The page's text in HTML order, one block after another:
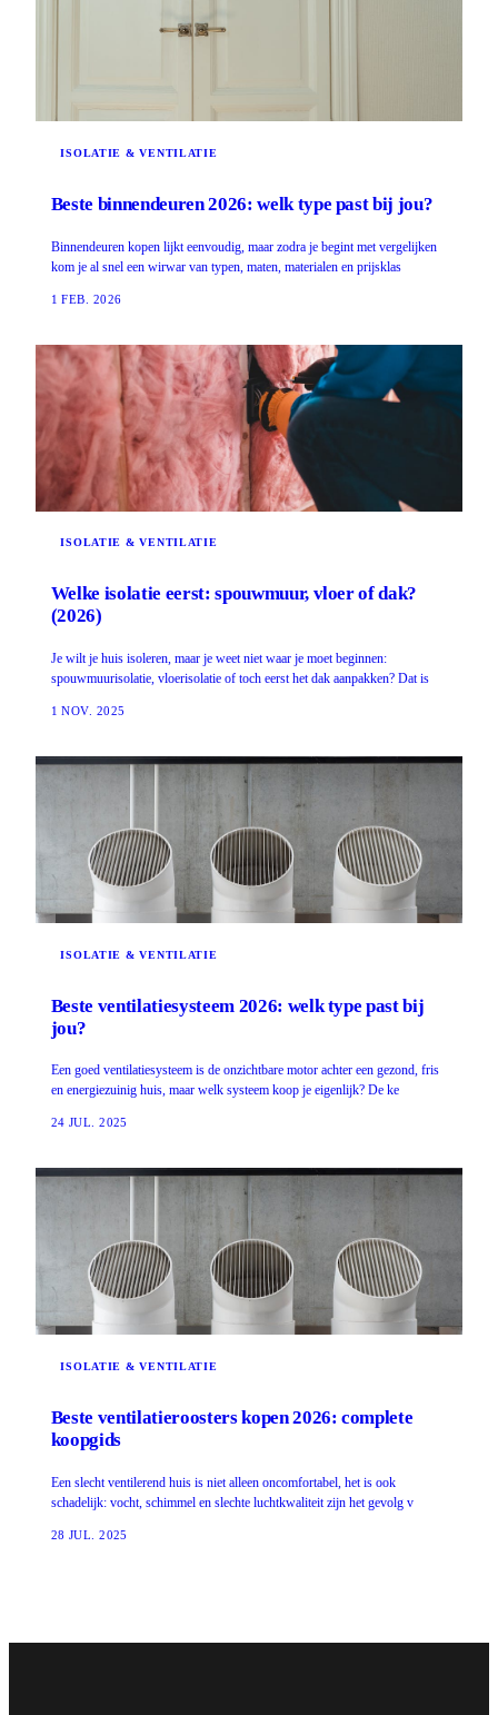
ISOLATIE & VENTILATIE
Beste binnendeuren 2026: welk type past bij jou?
Binnendeuren kopen lijkt eenvoudig, maar zodra je begint met vergelijken
kom je al snel een wirwar van typen, maten, materialen en prijsklas
1 FEB. 2026
ISOLATIE & VENTILATIE
Welke isolatie eerst: spouwmuur, vloer of dak?
(2026)
Je wilt je huis isoleren, maar je weet niet waar je moet beginnen:
spouwmuurisolatie, vloerisolatie of toch eerst het dak aanpakken? Dat is
1 NOV. 2025
ISOLATIE & VENTILATIE
Beste ventilatiesysteem 2026: welk type past bij
jou?
Een goed ventilatiesysteem is de onzichtbare motor achter een gezond, fris
en energiezuinig huis, maar welk systeem koop je eigenlijk? De ke
24 JUL. 2025
ISOLATIE & VENTILATIE
Beste ventilatieroosters kopen 2026: complete
koopgids
Een slecht ventilerend huis is niet alleen oncomfortabel, het is ook
schadelijk: vocht, schimmel en slechte luchtkwaliteit zijn het gevolg v
28 JUL. 2025